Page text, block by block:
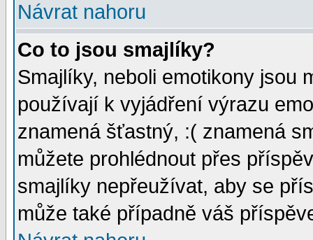
Návrat nahoru
Co to jsou smajlíky?
Smajlíky, neboli emotikony jsou
používají k vyjádření výrazu
znamená šťastný, :( znamená
můžete prohlédnout přes
smajlíky nepřeužívat, aby se
může také případně váš